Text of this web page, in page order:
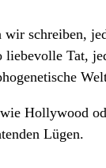
schreiben,
liebevolle
Hollywood
Lügen.